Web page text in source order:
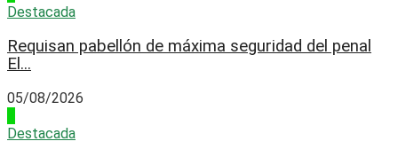
Destacada
Requisan pabellón de máxima seguridad del penal
El...
05/08/2026
Destacada